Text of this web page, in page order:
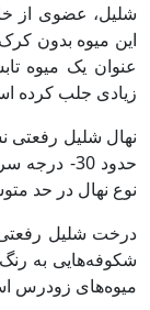
شلیل، عضوی از
این میوه بدون
عنوان یک میوه
زیادی جلب کرده
نهال شلیل رفعتی
حدود 30-
نوع نهال در حد
درخت شلیل
شکوفه‌هایی به
میوه‌های زودرس